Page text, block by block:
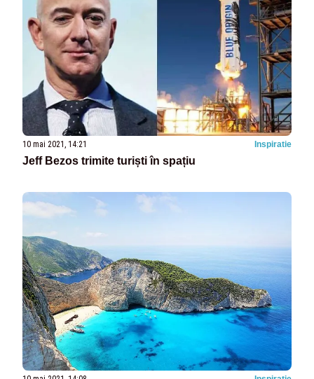
10 mai 2021, 14:21 Inspiratie
Jeff Bezos trimite turiști în spațiu